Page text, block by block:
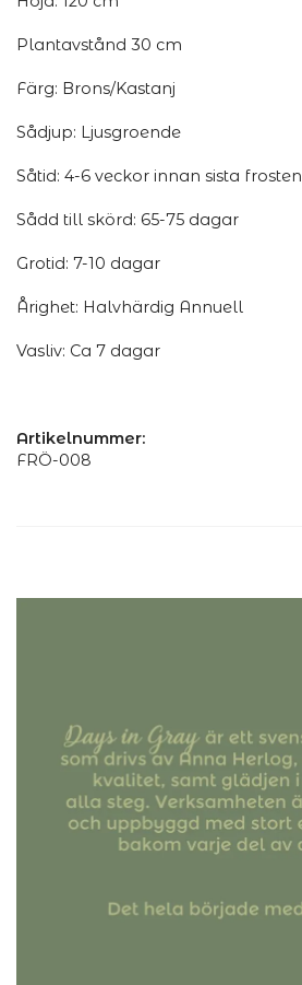
Plantavstånd 30 cm
Färg: Brons/Kastanj
Sådjup: Ljusgroende
Såtid: 4-6 veckor innan sista frosten
Sådd till skörd: 65-75 dagar
Grotid: 7-10 dagar
Årighet: Halvhärdig Annuell
Vasliv: Ca 7 dagar
Artikelnummer:
FRÖ-008